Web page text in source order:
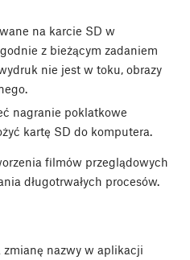
na karcie SD w
z bieżącym zadaniem
nie jest w toku, obrazy
nagranie poklatkowe
kartę SD do komputera.
filmów przeglądowych
długotrwałych procesów.
nazwy w aplikacji